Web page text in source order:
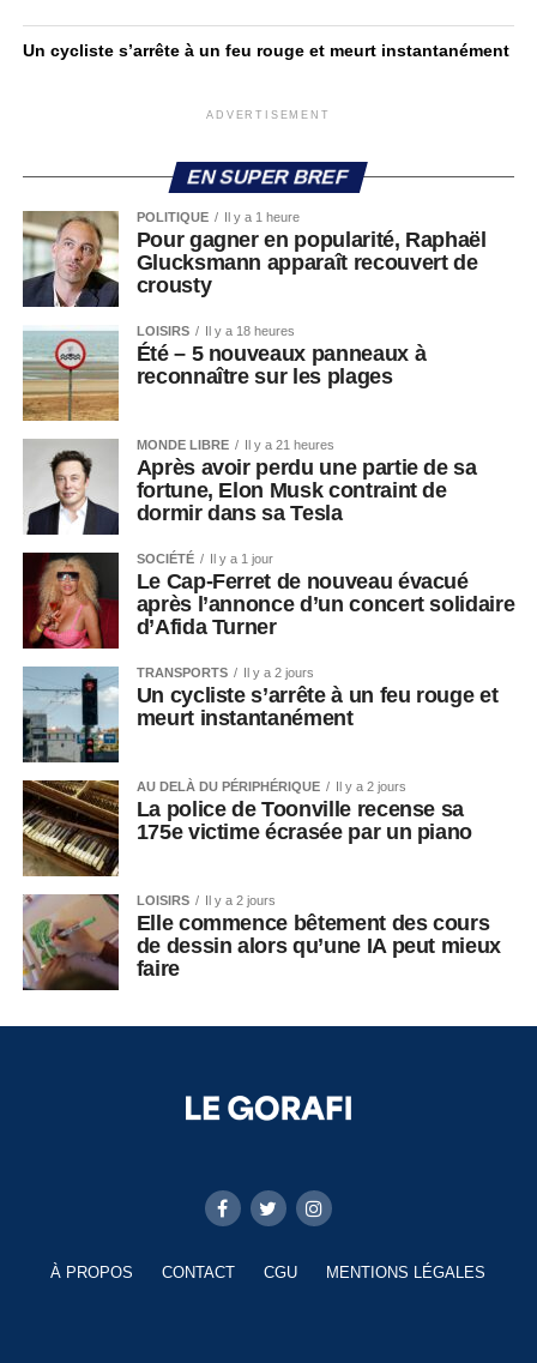
Un cycliste s’arrête à un feu rouge et meurt instantanément
ADVERTISEMENT
EN SUPER BREF
POLITIQUE Il y a 1 heure
Pour gagner en popularité, Raphaël
Glucksmann apparaît recouvert de
crousty
LOISIRS Il y a 18 heures
Été – 5 nouveaux panneaux à
reconnaître sur les plages
MONDE LIBRE Il y a 21 heures
Après avoir perdu une partie de sa
fortune, Elon Musk contraint de
dormir dans sa Tesla
SOCIÉTÉ Il y a 1 jour
Le Cap-Ferret de nouveau évacué
après l’annonce d’un concert solidaire
d’Afida Turner
TRANSPORTS Il y a 2 jours
Un cycliste s’arrête à un feu rouge et
meurt instantanément
AU DELÀ DU PÉRIPHÉRIQUE Il y a 2 jours
La police de Toonville recense sa
175e victime écrasée par un piano
LOISIRS Il y a 2 jours
Elle commence bêtement des cours
de dessin alors qu’une IA peut mieux
faire
À PROPOS CONTACT CGU MENTIONS LÉGALES